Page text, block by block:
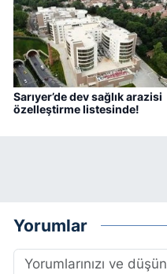
Sarıyer’de dev sağlık arazisi
özelleştirme listesinde!
Yorumlar